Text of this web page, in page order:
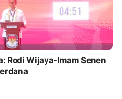
Rodi Wijaya-Imam Senen